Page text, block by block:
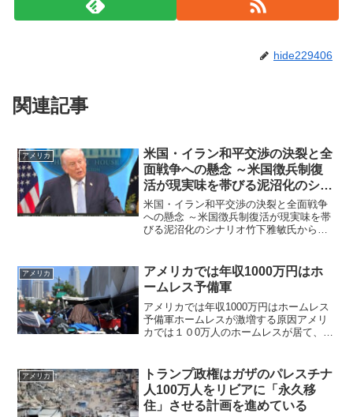
hide229406
関連記事
アメリカ
米国・イラン和平交渉の決裂と全
面戦争への懸念 ～米国徴兵制復
活が現実味を帯びる泥沼化のシナ
リオ
米国・イラン和平交渉の決裂と全面戦争
への懸念 ～米国徴兵制復活が現実味を帯
びる泥沼化のシナリオ竹下雅敏氏からの
の土曜日にはパキスタンで米国・イラン
の2国間和平交渉が行...
アメリカ
アメリカでは年収1000万円はホ
ームレス予備軍
アメリカでは年収1000万円はホームレス
予備軍ホームレスが激増する原因アメリ
カでは１０0万人のホームレスが居て、車
バニア州フィラデルフィアの ケンジント
ン通りは通称ゾン...
アメリカ
トランプ政権はガザのパレスチナ
人100万人をリビアに「永久移
住」させる計画を進めている